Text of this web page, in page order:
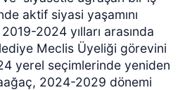
aktif siyasi yaşamını
2024 yılları arasında
Meclis Üyeliği görevini
yerel seçimlerinde yeniden
2024-2029 dönemi